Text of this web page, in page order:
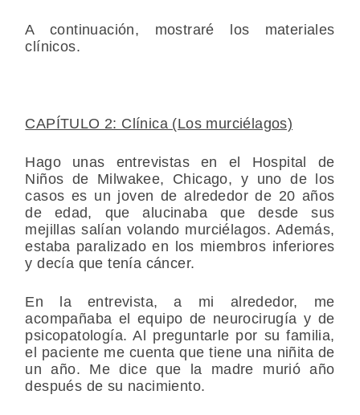
A continuación, mostraré los materiales
clínicos.
CAPÍTULO 2: Clínica (Los murciélagos)
Hago unas entrevistas en el Hospital de
Niños de Milwakee, Chicago, y uno de los
casos es un joven de alrededor de 20 años
de edad, que alucinaba que desde sus
mejillas salían volando murciélagos. Además,
estaba paralizado en los miembros inferiores
y decía que tenía cáncer.
En la entrevista, a mi alrededor, me
acompañaba el equipo de neurocirugía y de
psicopatología. Al preguntarle por su familia,
el paciente me cuenta que tiene una niñita de
un año. Me dice que la madre murió año
después de su nacimiento.